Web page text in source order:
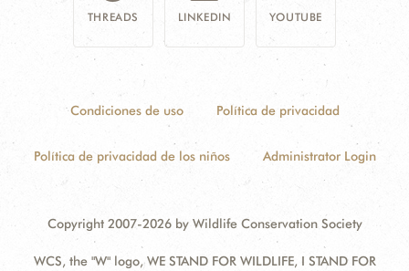
THREADS LINKEDIN YOUTUBE
Condiciones de uso Política de privacidad
Política de privacidad de los niños Administrator Login
Copyright 2007-2026 by Wildlife Conservation Society
WCS, the "W" logo, WE STAND FOR WILDLIFE, I STAND FOR